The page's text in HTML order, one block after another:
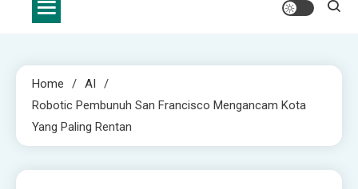
Home
AI
Robotic Pembunuh San Francisco Mengancam Kota
Yang Paling Rentan